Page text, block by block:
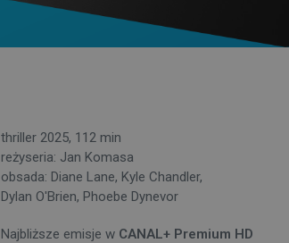
thriller 2025, 112 min
reżyseria: Jan Komasa
obsada: Diane Lane, Kyle Chandler,
Dylan O'Brien, Phoebe Dynevor
Najbliższe emisje w CANAL+ Premium HD